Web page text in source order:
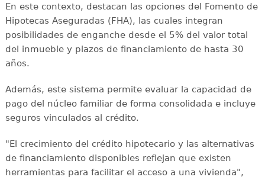
En este contexto, destacan las opciones del Fomento de
Hipotecas Aseguradas (FHA), las cuales integran
posibilidades de enganche desde el 5% del valor total
del inmueble y plazos de financiamiento de hasta 30
años.
Además, este sistema permite evaluar la capacidad de
pago del núcleo familiar de forma consolidada e incluye
seguros vinculados al crédito.
"El crecimiento del crédito hipotecario y las alternativas
de financiamiento disponibles reflejan que existen
herramientas para facilitar el acceso a una vivienda",